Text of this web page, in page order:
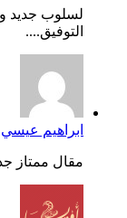
لسلوب جديد
التوفيق....
ابراهيم عيسي
مقال ممتاز